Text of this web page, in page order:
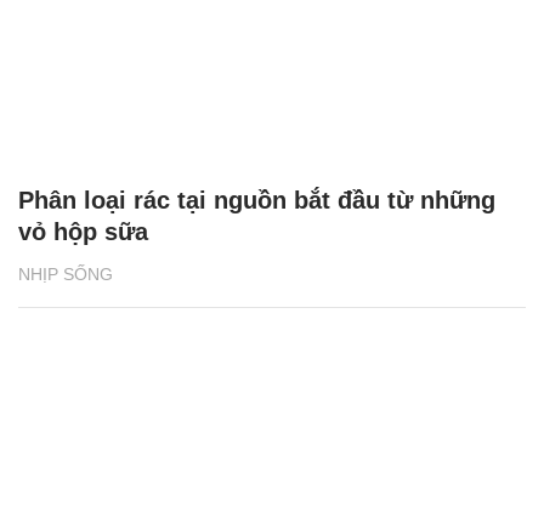
NHỊP SỐNG
Phân loại rác tại nguồn bắt đầu từ những
vỏ hộp sữa